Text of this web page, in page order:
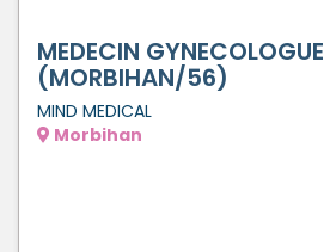
MEDECIN GYNECOLOGUE
(MORBIHAN/56)
MIND MEDICAL
Morbihan